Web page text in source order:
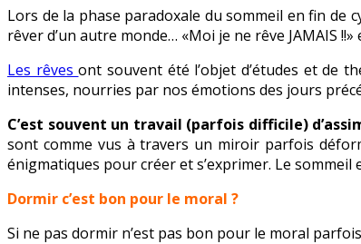
Lors de la phase paradoxale du sommeil en fin de
rêver d’un autre monde… «Moi je ne rêve JAMAIS
Les rêvesont souvent été l’objet d’études et de
intenses, nourries par nos émotions des jours
C’est souvent un travail (parfois difficile)
sont comme vus à travers un miroir parfois
énigmatiques pour créer et s’exprimer. Le sommeil
Dormir c’est bon pour le moral ?
Si ne pas dormir n’est pas bon pour le moral parfois